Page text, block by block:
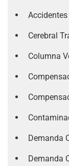
Cerebral
Columna
Demanda
Demanda